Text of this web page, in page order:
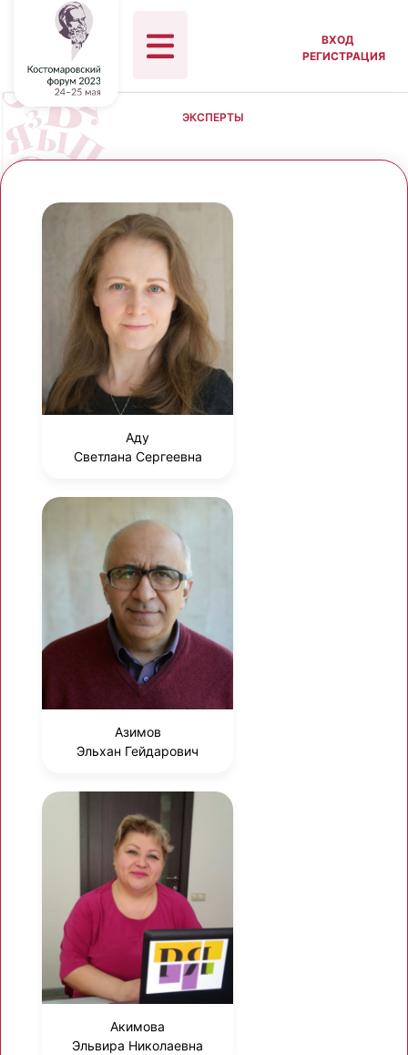
ВХОД
РЕГИСТРАЦИЯ
ЭКСПЕРТЫ
Аду
Светлана Сергеевна
Азимов
Эльхан Гейдарович
Акимова
Эльвира Николаевна